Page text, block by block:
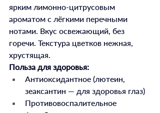
ярким лимонно-цитрусовым
ароматом с лёгкими перечными
нотами. Вкус освежающий, без
горечи. Текстура цветков нежная,
хрустящая.
Польза для здоровья:
Антиоксидантное (лютеин,
зеаксантин — для здоровья глаз)
Противовоспалительное